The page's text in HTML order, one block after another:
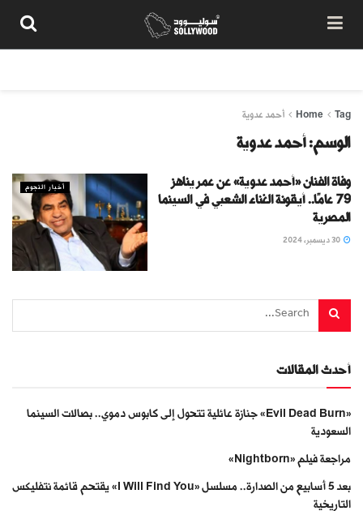
Home Tag أحمد عدوية
الوسم:أحمد عدوية
أخبار النجوم
وفاة الفنان «أحمد عدوية» عن عمر يناهز
79 عامًا.. أيقونة الغناء الشعبي في السينما
المصرية
أحدث المقالات
«Evil Dead Burn» جنازة عائلية تتحول إلى كابوس دموي.. بصالات السينما
السعودية
مراجعة فيلم «Nightborn»
بعد 5 أسابيع من الصدارة.. مسلسل «I Will Find You» يقتحم قائمة نتفليكس
التاريخية